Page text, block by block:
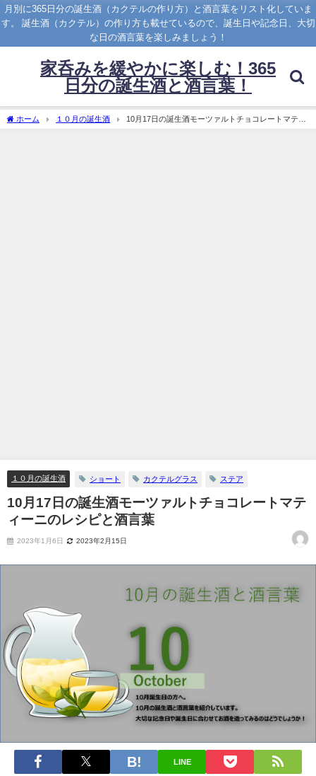
月別に365日分の誕生酒（カクテルの作り方）と酒言葉をリスト化していま
す。 誕生酒（カクテル）の作り方も載せているので、誕生日や記念日、大切
な日の酒言葉を楽しみましょう！
家呑みを緩やかに楽しむ！365
日分の誕生酒と酒言葉！
ホーム １０月の誕生酒
10月17日の誕生酒モーツァルトチョコレートマティ
ーニのレシピと酒言葉
１０月の誕生酒 ショート カクテルグラス ステア
10月17日の誕生酒モーツァルトチョコレートマテ
ィーニのレシピと酒言葉
2023年1月6日 2023年2月15日
LINE